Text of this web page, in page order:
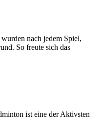
nach jedem Spiel,
So freute sich das
ist eine der Aktivsten